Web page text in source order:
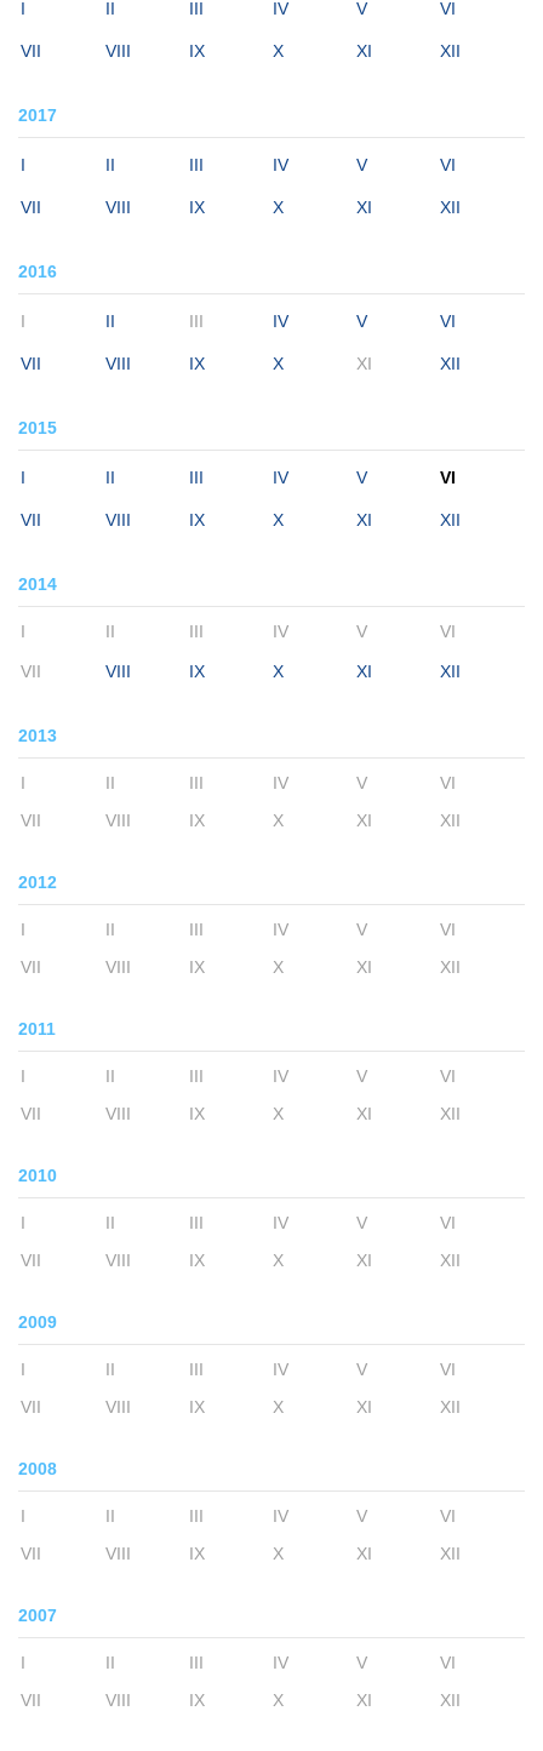
I II III IV V VI
VII VIII IX X XI XII
2017
I II III IV V VI
VII VIII IX X XI XII
2016
I II III IV V VI
VII VIII IX X XI XII
2015
I II III IV V VI
VII VIII IX X XI XII
2014
I II III IV V VI
VII VIII IX X XI XII
2013
I II III IV V
VI
VII
VIII IX X XI XII
2012
I II III IV V
VI
VII
VIII IX X XI XII
2011
I II III IV V
VI
VII
VIII IX X XI XII
2010
I II III IV V
VI
VII
VIII IX X XI XII
2009
I II III IV V
VI
VII
VIII IX X XI XII
2008
I II III IV V
VI
VII
VIII IX X XI XII
2007
I II III IV V
VI
VII
VIII IX X XI XII